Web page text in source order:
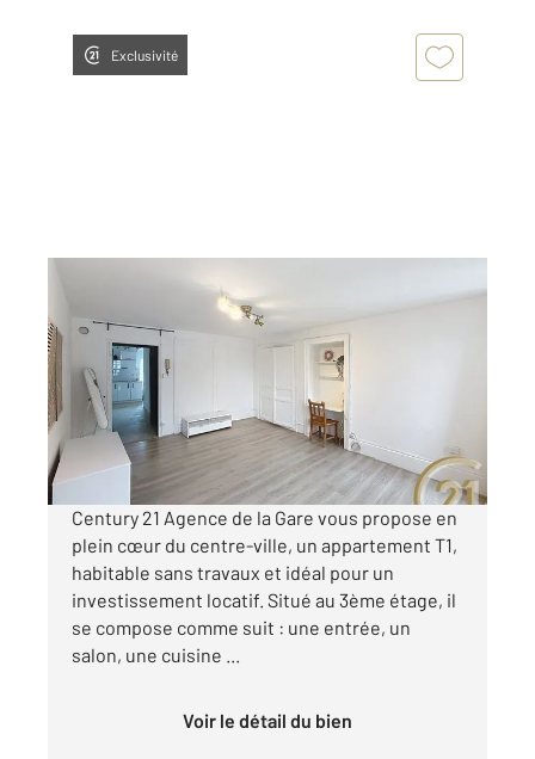
Exclusivité
MONTBELIARD 25
Ref : 30505
Appartement T1 à vendre
45 000 €
Visiter le site dédié
Century 21 Agence de la Gare vous propose en
plein cœur du centre-ville, un appartement T1,
habitable sans travaux et idéal pour un
investissement locatif. Situé au 3ème étage, il
se compose comme suit : une entrée, un
salon, une cuisine ...
Voir le détail du bien